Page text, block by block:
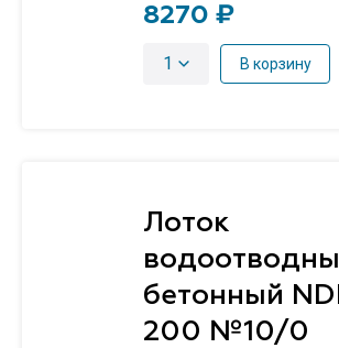
8270 ₽
1 В корзину
Лоток
бетонный
200 №10/0